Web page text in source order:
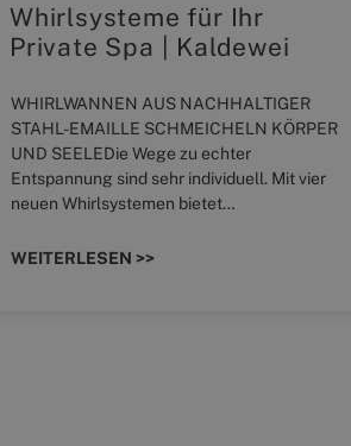
Whirlsysteme für Ihr
Private Spa | Kaldewei
WHIRLWANNEN AUS NACHHALTIGER
STAHL-EMAILLE SCHMEICHELN KÖRPER
UND SEELEDie Wege zu echter
Entspannung sind sehr individuell. Mit vier
neuen Whirlsystemen bietet…
WEITERLESEN >>